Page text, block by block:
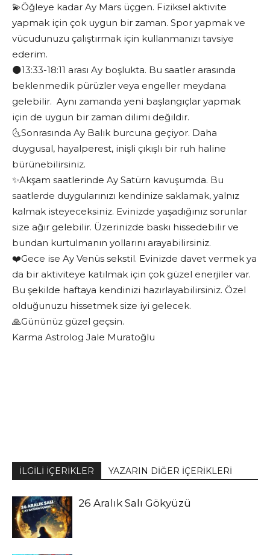
💫Öğleye kadar Ay Mars üçgen. Fiziksel aktivite
yapmak için çok uygun bir zaman. Spor yapmak ve
vücudunuzu çalıştırmak için kullanmanızı tavsiye
ederim.
🌑13:33-18:11 arası Ay boşlukta. Bu saatler arasında
beklenmedik pürüzler veya engeller meydana
gelebilir. Aynı zamanda yeni başlangıçlar yapmak
için de uygun bir zaman dilimi değildir.
🌜Sonrasında Ay Balık burcuna geçiyor. Daha
duygusal, hayalperest, inişli çıkışlı bir ruh haline
bürünebilirsiniz.
✨Akşam saatlerinde Ay Satürn kavuşumda. Bu
saatlerde duygularınızı kendinize saklamak, yalnız
kalmak isteyeceksiniz. Evinizde yaşadığınız sorunlar
size ağır gelebilir. Üzerinizde baskı hissedebilir ve
bundan kurtulmanın yollarını arayabilirsiniz.
❤️Gece ise Ay Venüs sekstil. Evinizde davet vermek ya
da bir aktiviteye katılmak için çok güzel enerjiler var.
Bu şekilde haftaya kendinizi hazırlayabilirsiniz. Özel
olduğunuzu hissetmek size iyi gelecek.
🙏Gününüz güzel geçsin.
Karma Astrolog Jale Muratoğlu
İLGİLİ İÇERİKLER YAZARIN DİĞER İÇERİKLERİ
26 Aralık Salı Gökyüzü